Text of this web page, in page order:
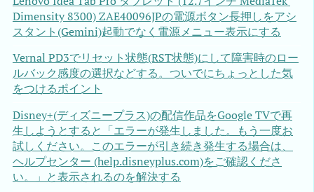
Dimensity 8300) ZAE40096JPの電源ボタン長押しをアシ
スタント(Gemini)起動でなく電源メニュー表示にする
Vernal PD3でリセット状態(RST状態)にして障害時のロー
ルバック感度の選択などする。ついでにちょっとした気
をつけるポイント
Disney+(ディズニープラス)の配信作品をGoogle TVで再
生しようとすると「エラーが発生しました。もう一度お
試しください。このエラーが引き続き発生する場合は、
ヘルプセンター (help.disneyplus.com)をご確認くださ
い。」と表示されるのを解決する